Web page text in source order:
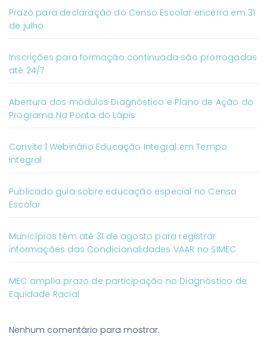
Prazo para declaração do Censo Escolar encerra em 31
de julho
Inscrições para formação continuada são prorrogadas
até 24/7
Abertura dos módulos Diagnóstico e Plano de Ação do
Programa Na Ponta do Lápis
Convite | Webinário Educação Integral em Tempo
Integral
Publicado guia sobre educação especial no Censo
Escolar
Municípios têm até 31 de agosto para registrar
informações das Condicionalidades VAAR no SIMEC
MEC amplia prazo de participação no Diagnóstico de
Equidade Racial
Nenhum comentário para mostrar.